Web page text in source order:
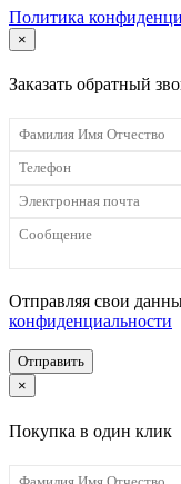
Политика
×
Заказать обратный
Отправляя свои
конфиденциальности
Отправить
×
Покупка в один клик